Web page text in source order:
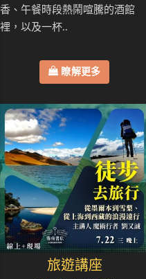
香、午餐時段熱鬧喧騰的酒館
裡，以及一杯..
瞭解更多
旅遊講座